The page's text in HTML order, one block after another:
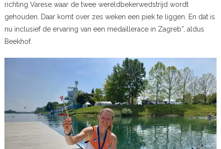
richting Varese waar de twee wereldbekerwedstrijd wordt
gehouden. Daar komt over zes weken een piek te liggen. En dat is
nu inclusief de ervaring van een medaillerace in Zagreb”, aldus
Beekhof.